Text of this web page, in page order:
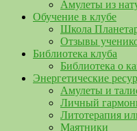
Амулеты из
Обучение в клубе
Школа
Отзывы
Библиотека клуба
Библиотека о
Энергетические
Амулеты и
Личный
Литотерапия
Маятники